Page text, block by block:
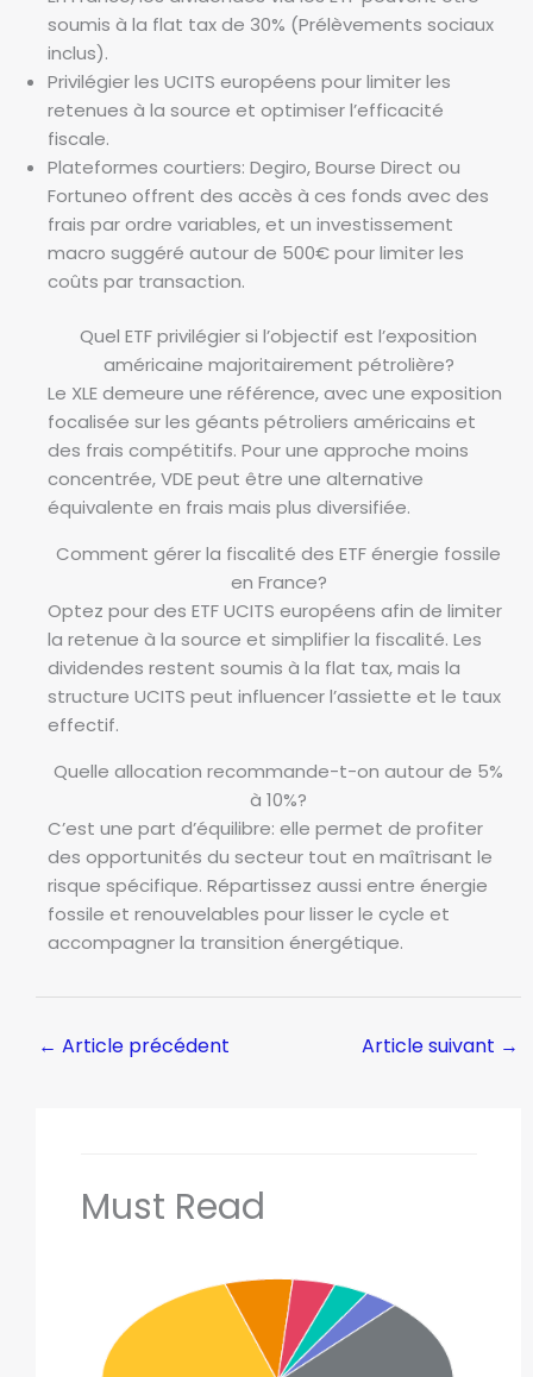
e
:
f
r
a
i
s
,
d
i
e
n
d
e
s
e
e
x
p
o
s
t
o
n
soumis à la flat tax de 30% (Prélèvements sociaux
inclus).
Privilégier les UCITS européens pour limiter les
retenues à la source et optimiser l’efficacité
fiscale.
Plateformes courtiers: Degiro, Bourse Direct ou
Fortuneo offrent des accès à ces fonds avec des
frais par ordre variables, et un investissement
macro suggéré autour de 500€ pour limiter les
coûts par transaction.
Quel ETF privilégier si l’objectif est l’exposition
américaine majoritairement pétrolière?
Le XLE demeure une référence, avec une exposition
focalisée sur les géants pétroliers américains et
des frais compétitifs. Pour une approche moins
concentrée, VDE peut être une alternative
équivalente en frais mais plus diversifiée.
Comment gérer la fiscalité des ETF énergie fossile
en France?
Optez pour des ETF UCITS européens afin de limiter
la retenue à la source et simplifier la fiscalité. Les
dividendes restent soumis à la flat tax, mais la
structure UCITS peut influencer l’assiette et le taux
effectif.
Quelle allocation recommande-t-on autour de 5%
à 10%?
C’est une part d’équilibre: elle permet de profiter
des opportunités du secteur tout en maîtrisant le
risque spécifique. Répartissez aussi entre énergie
fossile et renouvelables pour lisser le cycle et
accompagner la transition énergétique.
← Article précédent Article suivant →
Must Read